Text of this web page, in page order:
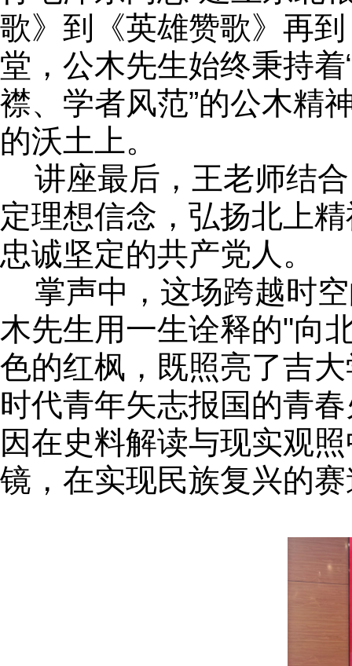
歌》到《英雄赞歌》再
堂，公木先生始终秉持
襟、学者风范”的公木精
的沃土上。
讲座最后，王老师结合
定理想信念，弘扬北上
忠诚坚定的共产党人。
掌声中，这场跨越时空
木先生用一生诠释的"向
色的红枫，既照亮了吉
时代青年矢志报国的青
因在史料解读与现实观
镜，在实现民族复兴的